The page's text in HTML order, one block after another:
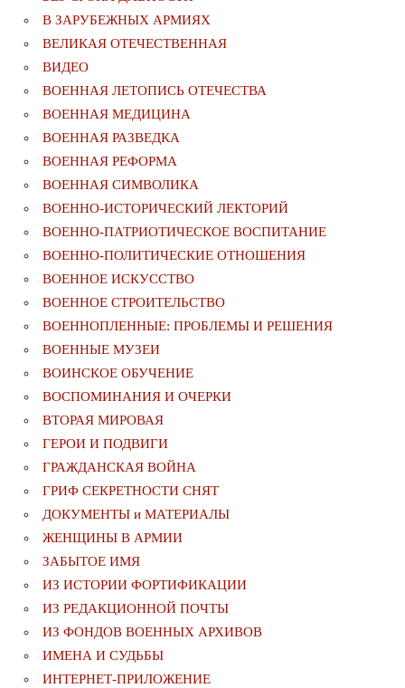
В ЗАРУБЕЖНЫХ АРМИЯХ
ВЕЛИКАЯ ОТЕЧЕСТВЕННАЯ
ВИДЕО
ВОЕННАЯ ЛЕТОПИСЬ ОТЕЧЕСТВА
ВОЕННАЯ МЕДИЦИНА
ВОЕННАЯ РАЗВЕДКА
ВОЕННАЯ РЕФОРМА
ВОЕННАЯ СИМВОЛИКА
ВОЕННО-ИСТОРИЧЕСКИЙ ЛЕКТОРИЙ
ВОЕННО-ПАТРИОТИЧЕСКОЕ ВОСПИТАНИЕ
ВОЕННО-ПОЛИТИЧЕСКИE ОТНОШЕНИЯ
ВОЕННОЕ ИСКУССТВО
ВОЕННОЕ СТРОИТЕЛЬСТВО
ВОЕННОПЛЕННЫЕ: ПРОБЛЕМЫ И РЕШЕНИЯ
ВОЕННЫЕ МУЗЕИ
ВОИНСКОЕ ОБУЧЕНИЕ
ВОСПОМИНАНИЯ И ОЧЕРКИ
ВТОРАЯ МИРОВАЯ
ГЕРОИ И ПОДВИГИ
ГРАЖДАНСКАЯ ВОЙНА
ГРИФ СЕКРЕТНОСТИ СНЯТ
ДОКУМЕНТЫ и МАТЕРИАЛЫ
ЖЕНЩИНЫ В АРМИИ
ЗАБЫТОЕ ИМЯ
ИЗ ИСТОРИИ ФОРТИФИКАЦИИ
ИЗ РЕДАКЦИОННОЙ ПОЧТЫ
ИЗ ФОНДОВ ВОЕННЫХ АРХИВОВ
ИМЕНА И СУДЬБЫ
ИНТЕРНЕТ-ПРИЛОЖЕНИЕ